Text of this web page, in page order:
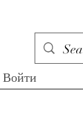
Войти